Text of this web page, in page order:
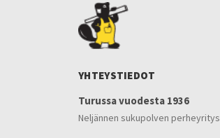
YHTEYSTIEDOT
Turussa vuodesta 1936
Neljännen sukupolven perheyritys